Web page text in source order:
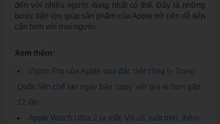
đến với nhiều người dùng nhất có thể. Đây là những
bước tiến lớn giúp sản phẩm của Apple trở nên dễ tiếp
cận hơn với mọi người.
Xem thêm:
Vision Pro của Apple quá đắt, một công ty Trung
Quốc liền chế tạo ngay bản 'copy' với giá rẻ hơn gấp
12 lần
Apple Watch Ultra 2 ra mắt: Vỏ cũ, ruột mới, thêm